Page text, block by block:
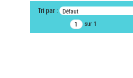
Type de notice d'autorité
Œuvre
Sauvegarder votre recherche
Tri par : Défaut
sur 1